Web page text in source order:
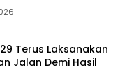
Terus Laksanakan
Jalan Demi Hasil